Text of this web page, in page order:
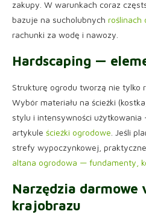
zakupy. W warunkach coraz
bazuje na sucholubnych roślinach
rachunki za wodę i nawozy.
Hardscaping —
Strukturę ogrodu tworzą nie tylko
Wybór materiału na ścieżki
stylu i intensywności
artykule ścieżki ogrodowe . Jeśli
strefy wypoczynkowej,
altana ogrodowa — fundamenty,
Narzędzia darmowe
krajobrazu